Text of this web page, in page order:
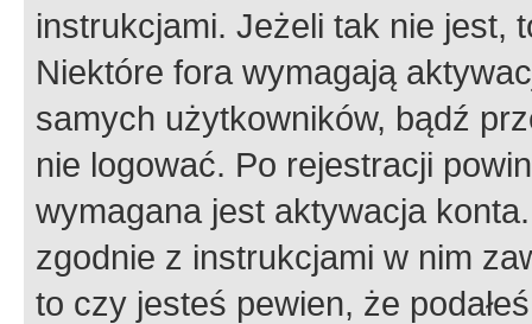
instrukcjami. Jeżeli tak nie jest,
Niektóre fora wymagają
samych użytkowników, bądź
nie logować. Po rejestracji
wymagana jest aktywacja
zgodnie z instrukcjami w nim
to czy jesteś pewien, że